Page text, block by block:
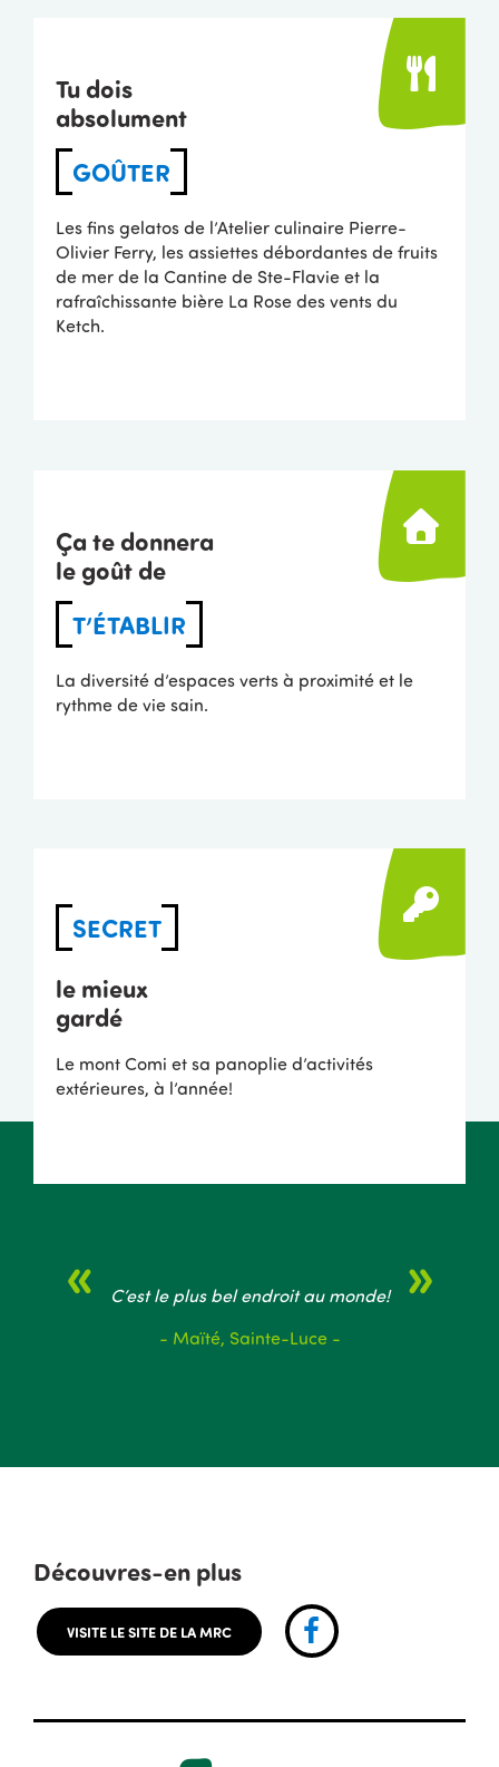
Tu dois
absolument
GOÛTER
Les fins gelatos de l’Atelier culinaire Pierre-
Olivier Ferry, les assiettes débordantes de fruits
de mer de la Cantine de Ste-Flavie et la
rafraîchissante bière La Rose des vents du
Ketch.
Ça te donnera
le goût de
T’ÉTABLIR
La diversité d’espaces verts à proximité et le
rythme de vie sain.
SECRET
le mieux
gardé
Le mont Comi et sa panoplie d’activités
extérieures, à l’année!
C’est le plus bel endroit au monde!
- Maïté, Sainte-Luce -
Découvres-en plus
VISITE LE SITE DE LA MRC Facebook